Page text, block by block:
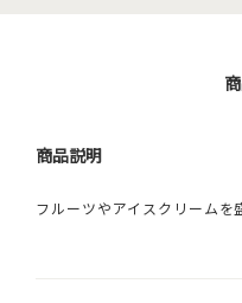
商品説明
フルーツやアイスクリームを